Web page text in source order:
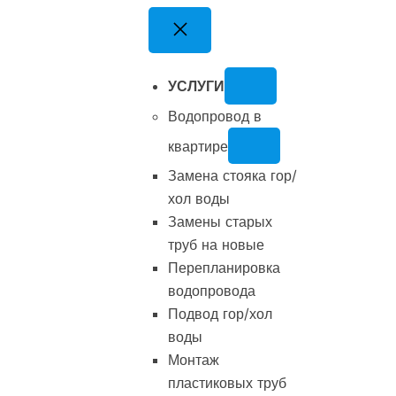
УСЛУГИ
Водопровод в
квартире
Замена стояка гор/
хол воды
Замены старых
труб на новые
Перепланировка
водопровода
Подвод гор/хол
воды
Монтаж
пластиковых труб